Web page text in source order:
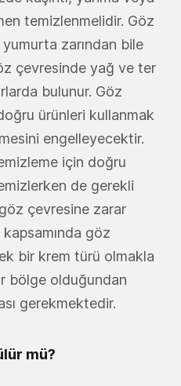
temizlenmelidir. Göz
zarından bile
çevresinde yağ ve ter
bulunur. Göz
ürünleri kullanmak
engelleyecektir.
için doğru
de gerekli
çevresine zarar
göz
bir krem türü olmakla
bölge olduğundan
gerekmektedir.
mü?